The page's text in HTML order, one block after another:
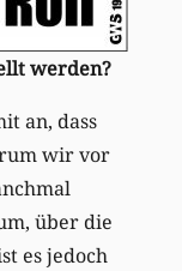
werden?
an, dass
wir vor
über die
es jedoch